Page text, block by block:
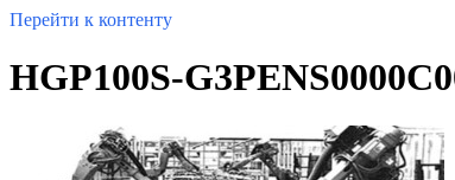
Перейти к контенту
HGP100S-